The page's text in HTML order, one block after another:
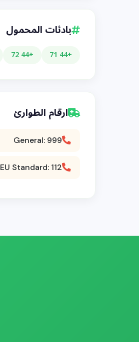
بادئات المحمول
+44 71
+44 72
ارقام الطوارئ
General: 999
EU Standard: 112